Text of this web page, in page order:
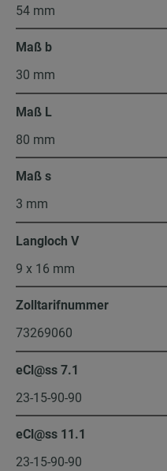
54 mm
Maß b
30 mm
Maß L
80 mm
Maß s
3 mm
Langloch V
9 x 16 mm
Zolltarifnummer
73269060
eCl@ss 7.1
23-15-90-90
eCl@ss 11.1
23-15-90-90